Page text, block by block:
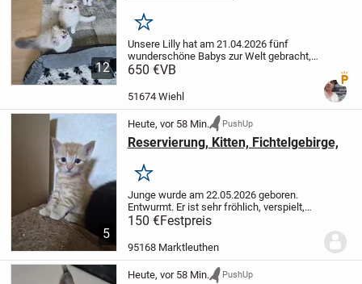
12
Merken
Unsere Lilly hat am 21.04.2026 fünf
wunderschöne Babys zur Welt gebracht,
vier sind weiß und eine ist Color Point. Alle
entwurmt, stubenrein und futterfest und...
650 €VB
51674 Wiehl
5
Heute, vor 58 Min. PushUp
Reservierung, Kitten, Fichtelgebirge,
Merken
Junge wurde am 22.05.2026 geboren.
Entwurmt. Er ist sehr fröhlich, verspielt,
lieb und zärtlich. Die Fellfarbe ist rot
getigert.Frisst und trinkt schon
eigenständig und ist stubenrein. Mix mit
British...
150 €Festpreis
95168 Marktleuthen
Heute, vor 58 Min. PushUp